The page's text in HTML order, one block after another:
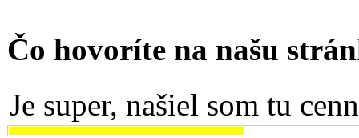
Čo hovoríte na našu
Je super, našiel som tu